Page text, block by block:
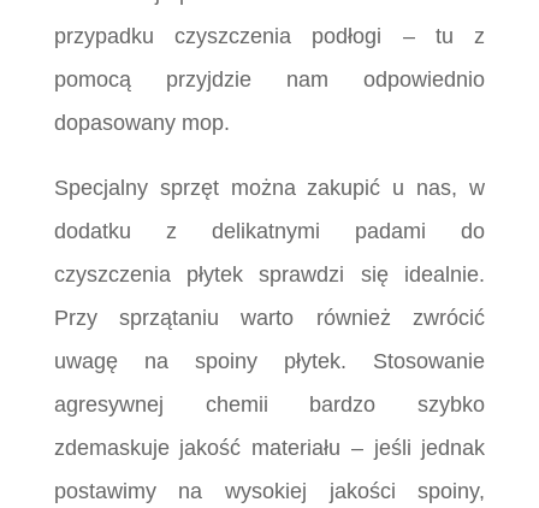
przypadku czyszczenia podłogi – tu z
pomocą przyjdzie nam odpowiednio
dopasowany mop.
Specjalny sprzęt można zakupić u nas, w
dodatku z delikatnymi padami do
czyszczenia płytek sprawdzi się idealnie.
Przy sprzątaniu warto również zwrócić
uwagę na spoiny płytek. Stosowanie
agresywnej chemii bardzo szybko
zdemaskuje jakość materiału – jeśli jednak
postawimy na wysokiej jakości spoiny,